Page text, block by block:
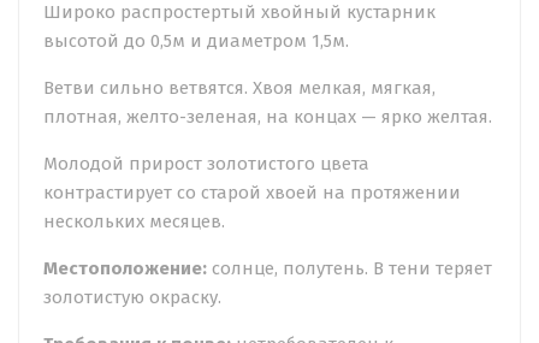
Широко распростертый хвойный кустарник
высотой до 0,5м и диаметром 1,5м.
Ветви сильно ветвятся. Хвоя мелкая, мягкая,
плотная, желто-зеленая, на концах — ярко желтая.
Молодой прирост золотистого цвета
контрастирует со старой хвоей на протяжении
нескольких месяцев.
Местоположение: солнце, полутень. В тени теряет
золотистую окраску.